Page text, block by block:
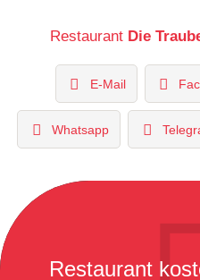
Restaurant Die
E-Mail
Whatsapp
Restaurant